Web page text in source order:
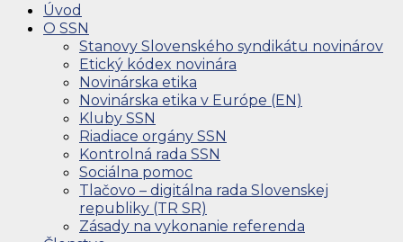
Úvod
O SSN
Stanovy Slovenského syndikátu novinárov
Etický kódex novinára
Novinárska etika
Novinárska etika v Európe (EN)
Kluby SSN
Riadiace orgány SSN
Kontrolná rada SSN
Sociálna pomoc
Tlačovo – digitálna rada Slovenskej
republiky (TR SR)
Zásady na vykonanie referenda